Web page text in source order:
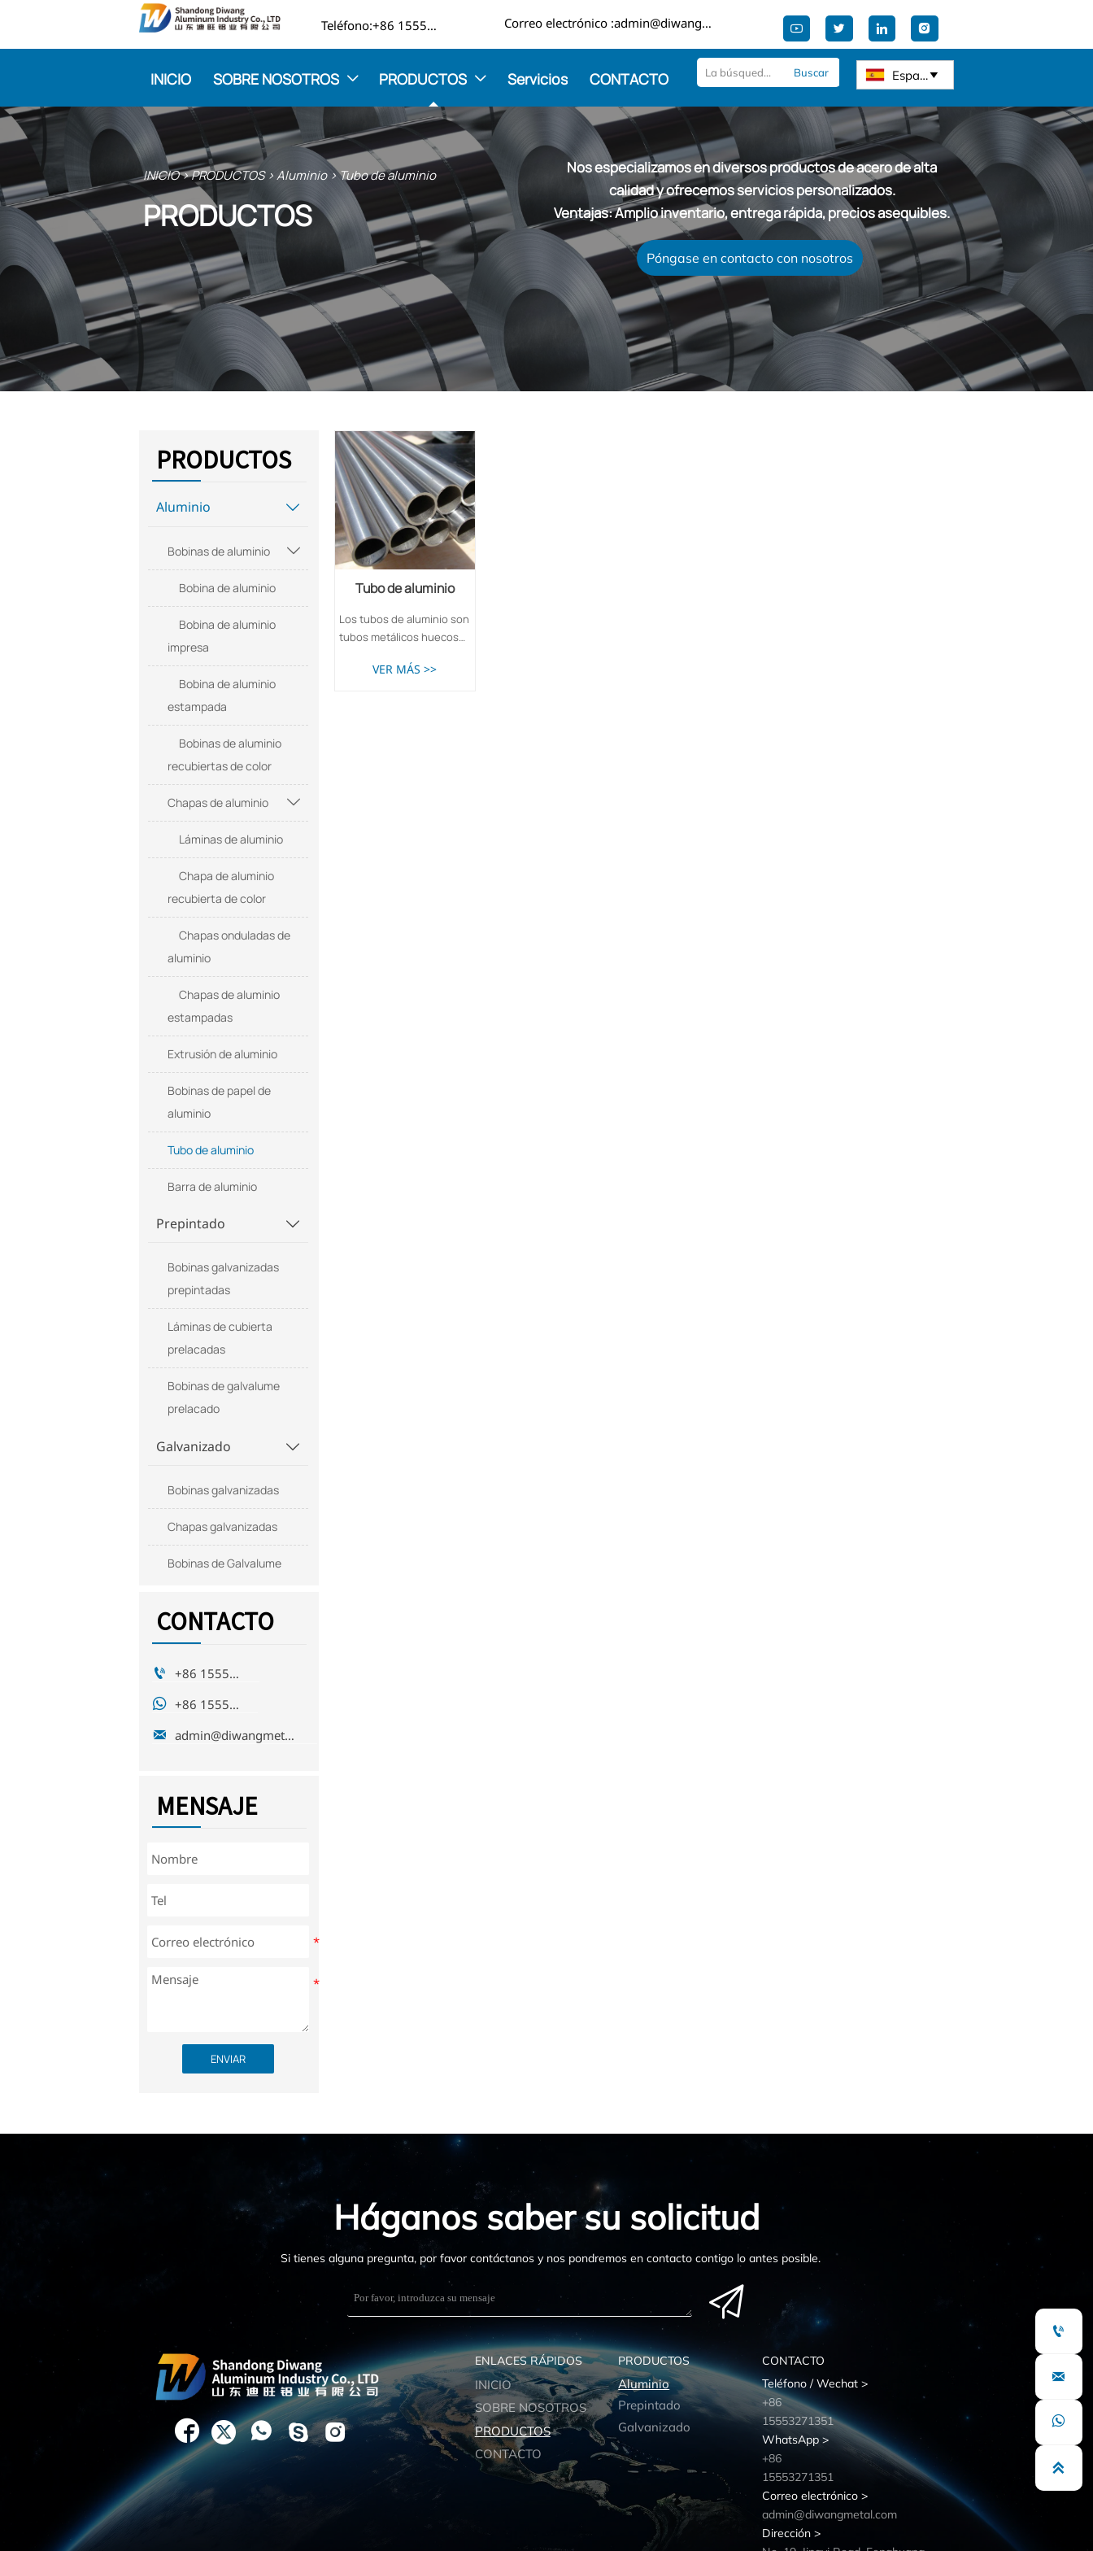
Teléfono:+86 15553271351 Correo electrónico :admin@diwangmetal.com    
INICIO SOBRE NOSOTROS  PRODUCTOS  Servicios CONTACTO Buscar Español
INICIO>PRODUCTOS>Aluminio>Tubo de aluminio
PRODUCTOS
Nos especializamos en diversos productos de acero de alta
calidad y ofrecemos servicios personalizados.
Ventajas: Amplio inventario, entrega rápida, precios asequibles.
Póngase en contacto con nosotros
PRODUCTOS
Aluminio 
Bobinas de aluminio 
Bobina de aluminio
Bobina de aluminio
impresa
Bobina de aluminio
estampada
Bobinas de aluminio
recubiertas de color
Chapas de aluminio 
Láminas de aluminio
Chapa de aluminio
recubierta de color
Chapas onduladas de
aluminio
Chapas de aluminio
estampadas
Extrusión de aluminio
Bobinas de papel de
aluminio
Tubo de aluminio
Barra de aluminio
Prepintado 
Bobinas galvanizadas
prepintadas
Láminas de cubierta
prelacadas
Bobinas de galvalume
prelacado
Galvanizado 
Bobinas galvanizadas
Chapas galvanizadas
Bobinas de Galvalume
CONTACTO
 +86 15553271351
 +86 15553271351
 admin@diwangmetal.com
MENSAJE
ENVIAR
Tubo de aluminio
Tubo de aluminio
Los tubos de aluminio son
tubos metálicos huecos
aluminio puro o
VER MÁS >>
Háganos saber su solicitud
Si tienes alguna pregunta, por favor contáctanos y nos pondremos en contacto contigo lo antes posible.

    
ENLACES RÁPIDOS
INICIO
SOBRE NOSOTROS
PRODUCTOS
CONTACTO
PRODUCTOS
Aluminio
Prepintado
Galvanizado
CONTACTO
Teléfono / Wechat >
+86
15553271351
WhatsApp >
+86
15553271351
Correo electrónico >
admin@diwangmetal.com
Dirección >



